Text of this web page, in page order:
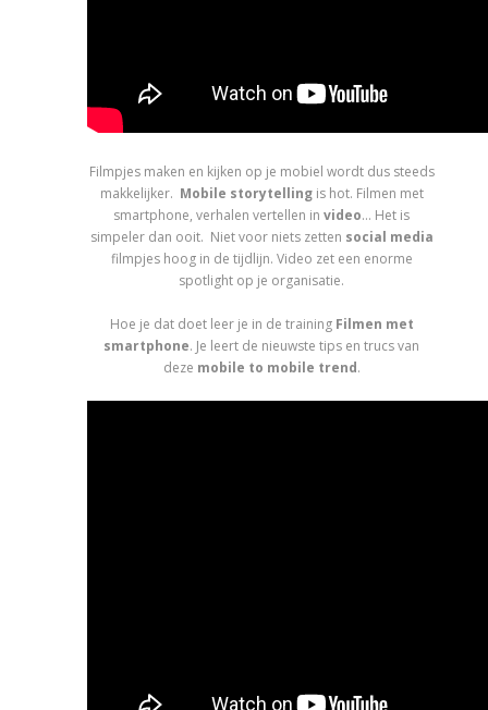
Filmpjes maken en kijken op je mobiel wordt dus steeds
makkelijker. Mobile storytellingis hot. Filmen met
smartphone, verhalen vertellen in video… Het is
simpeler dan ooit. Niet voor niets zetten social media
filmpjes hoog in de tijdlijn. Video zet een enorme
spotlight op je organisatie.
Hoe je dat doet leer je in de training Filmen met
smartphone. Je leert de nieuwste tips en trucs van
deze mobile to mobile trend.